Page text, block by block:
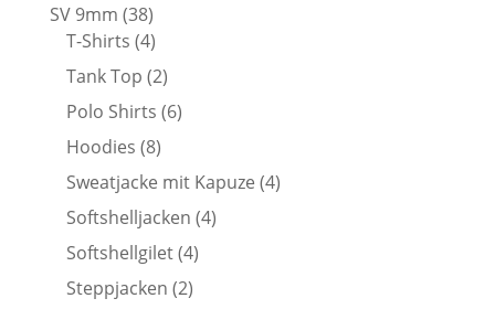
SV 9mm 3838
Produkte
T-Shirts 44
Produkte
Tank Top 22
Produkte
Polo Shirts 66
Hoodies 88
Produkte
Sweatjacke mit Kapuze 44
Softshelljacken 44
Softshellgilet 44
Steppjacken 22